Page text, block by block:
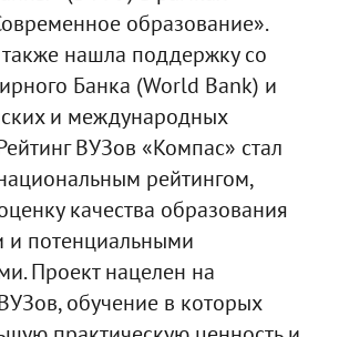
образование».
нашла поддержку со
Банка (World Bank) и
и международных
ВУЗов «Компас» стал
рейтингом,
качества образования
и потенциальными
Проект нацелен на
обучение в которых